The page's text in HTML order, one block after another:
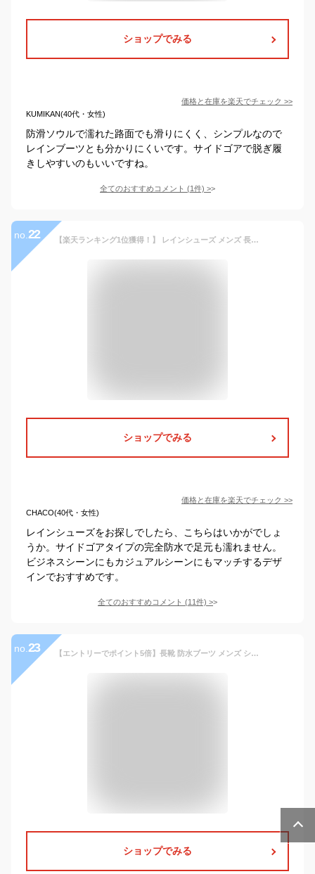
ショップでみる
価格と在庫を楽天でチェック >>
KUMIKAN(40代・女性)
防滑ソウルで濡れた路面でも滑りにくく、シンプルなので
レインブーツとも分かりにくいです。サイドゴアで脱ぎ履
きしやすいのもいいですね。
全てのおすすめコメント (1件) >
no. 22 【楽天ランキング1位獲得！】 レインシューズ メンズ 長靴 ショート サイドゴア レインブーツ 柔らかい PVC ビジネス 雨靴 滑らない 完全防水 防滑 柔らかい スーツ 3E 黒 ブラック 通勤 通学 雨 梅雨 紳士 24.5-27cm AAA+ No.2334
ショップでみる
価格と在庫を楽天でチェック >>
CHACO(40代・女性)
レインシューズをお探しでしたら、こちらはいかがでしょ
うか。サイドゴアタイプの完全防水で足元も濡れません。
ビジネスシーンにもカジュアルシーンにもマッチするデザ
インでおすすめです。
全てのおすすめコメント (11件) >
no. 23 【エントリーでポイント5倍】長靴 防水ブーツ メンズ ショート レインブーツ 軽い 長靴 軽量 雨靴 雪 靴 雪国 完全防水 男性用 防水 靴 積雪 農作業 アウトドア ガーデニング 通勤 通学 疲れにくい 履きやすい 黒 ブラック 蛍光 6435 エアーラバーブーツ
ショップでみる